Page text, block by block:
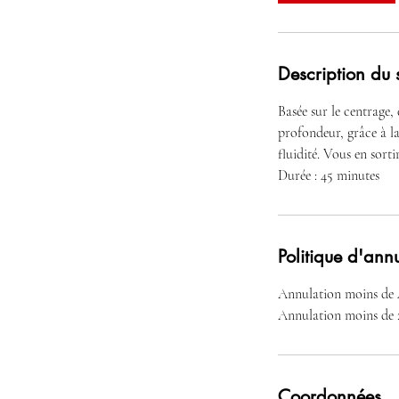
Description du
Basée sur le
profondeur, grâce à
fluidité. Vous en
Durée : 45 minutes
Politique
Annulation moins de